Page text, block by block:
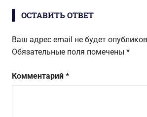
ОСТАВИТЬ ОТВЕТ
Ваш адрес email не будет
Обязательные поля помечены *
Комментарий *